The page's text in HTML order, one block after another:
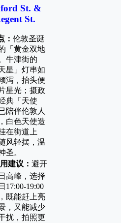
St. &
St.
： 伦敦圣诞
「黄金双地
牛津街的
星」灯串如
泻，抬头便
星光；摄政
典「天使
陪伴伦敦人
白色天使造
在街道上
风轻摆，温
圣。
建议： 避开
高峰，选择
17:00-19:00
既能赶上亮
，又能减少
扰，拍照更